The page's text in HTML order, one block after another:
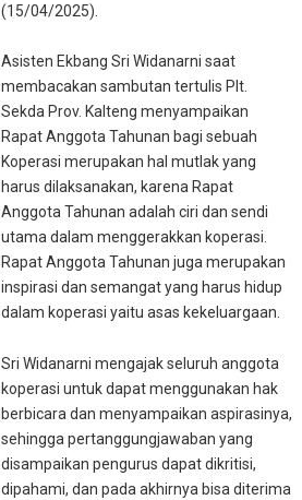
(15/04/2025).
Asisten Ekbang Sri Widanarni saat
membacakan sambutan tertulis Plt.
Sekda Prov. Kalteng menyampaikan
Rapat Anggota Tahunan bagi sebuah
Koperasi merupakan hal mutlak yang
harus dilaksanakan, karena Rapat
Anggota Tahunan adalah ciri dan sendi
utama dalam menggerakkan koperasi.
Rapat Anggota Tahunan juga merupakan
inspirasi dan semangat yang harus hidup
dalam koperasi yaitu asas kekeluargaan.
Sri Widanarni mengajak seluruh anggota
koperasi untuk dapat menggunakan hak
berbicara dan menyampaikan aspirasinya,
sehingga pertanggungjawaban yang
disampaikan pengurus dapat dikritisi,
dipahami, dan pada akhirnya bisa diterima